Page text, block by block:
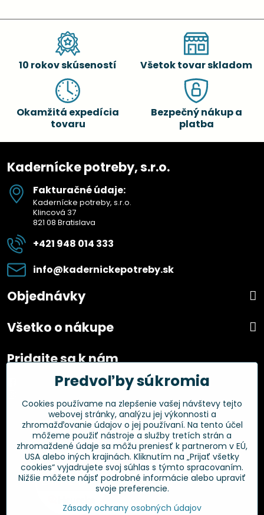
10 rokov skúseností Všetok tovar skladom
Okamžitá expedícia
tovaru
Bezpečný nákup a
platba
Kadernícke potreby, s.r.o.
Fakturačné údaje:
Kadernícke potreby, s.r.o.
Klincová 37
821 08 Bratislava
+421 948 014 333
info​@kadernickepotreby​.sk
Objednávky
Všetko o nákupe
Pridajte sa k nám
Facebook
Overené zákazníkmi
Predvoľby súkromia
Cookies používame na zlepšenie vašej návštevy tejto
webovej stránky, analýzu jej výkonnosti a
zhromažďovanie údajov o jej používaní. Na tento účel
môžeme použiť nástroje a služby tretích strán a
zhromaždené údaje sa môžu preniesť k partnerom v EÚ,
USA alebo iných krajinách. Kliknutím na „Prijať všetky
cookies“ vyjadrujete svoj súhlas s týmto spracovaním.
Nižšie môžete nájsť podrobné informácie alebo upraviť
svoje preferencie.
Zásady ochrany osobných údajov